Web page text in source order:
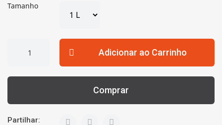
Tamanho
Adicionar ao Carrinho
Comprar
Partilhar: